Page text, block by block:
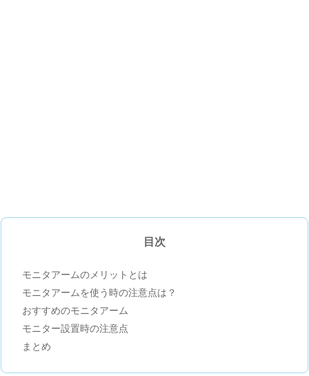
目次
モニタアームのメリットとは
モニタアームを使う時の注意点は？
おすすめのモニタアーム
モニター設置時の注意点
まとめ